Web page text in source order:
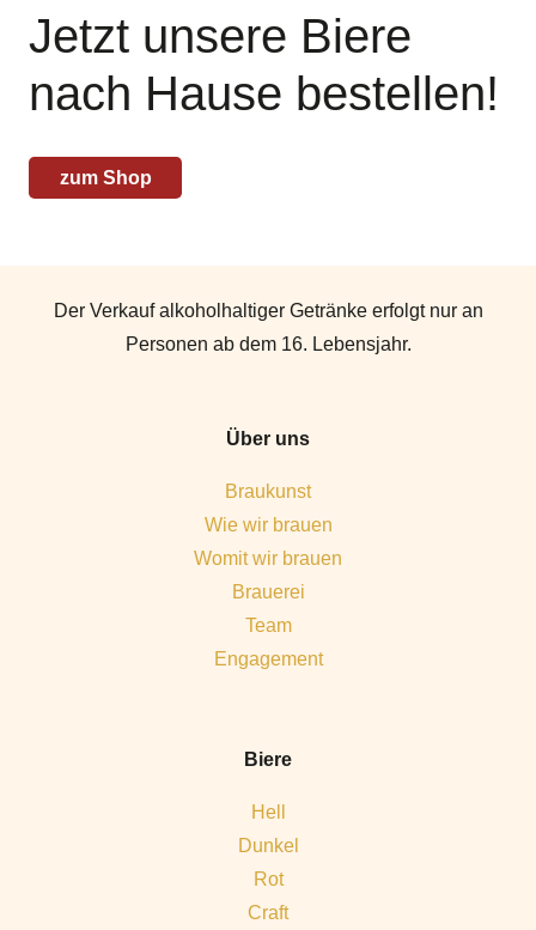
Jetzt unsere Biere
nach Hause bestellen!
zum Shop
Der Verkauf alkoholhaltiger Getränke erfolgt nur an
Personen ab dem 16. Lebensjahr.
Über uns
Braukunst
Wie wir brauen
Womit wir brauen
Brauerei
Team
Engagement
Biere
Hell
Dunkel
Rot
Craft